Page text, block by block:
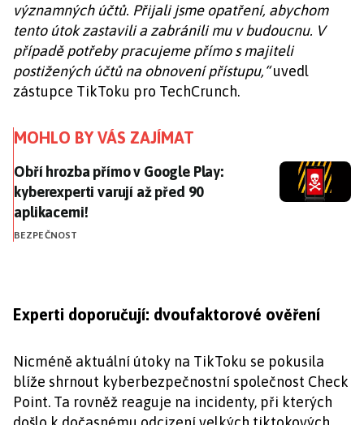
významných účtů. Přijali jsme opatření, abychom
tento útok zastavili a zabránili mu v budoucnu. V
případě potřeby pracujeme přímo s majiteli
postižených účtů na obnovení přístupu,“uvedl
zástupce TikToku pro TechCrunch.
MOHLO BY VÁS ZAJÍMAT
Obří hrozba přímo v Google Play: kyberexperti
Obří hrozba přímo v Google Play:
kyberexperti varují až před 90
aplikacemi!
BEZPEČNOST
Experti doporučují: dvoufaktorové ověření
Nicméně aktuální útoky na TikToku se pokusila
blíže shrnout kyberbezpečnostní společnost Check
Point. Ta rovněž reaguje na incidenty, při kterých